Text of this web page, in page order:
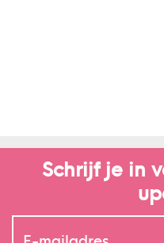
Schrijf je in